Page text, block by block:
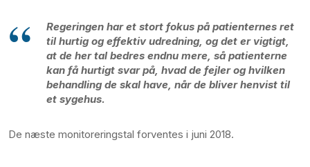
Regeringen har et stort fokus på patienternes ret
til hurtig og effektiv udredning, og det er vigtigt,
at de her tal bedres endnu mere, så patienterne
kan få hurtigt svar på, hvad de fejler og hvilken
behandling de skal have, når de bliver henvist til
et sygehus.
De næste monitoreringstal forventes i juni 2018.